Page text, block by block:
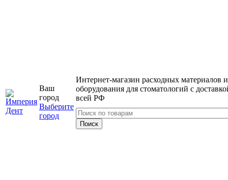
Ваш
город
Выберите
город
Интернет-магазин расходных материалов и
оборудования для стоматологий с
всей РФ